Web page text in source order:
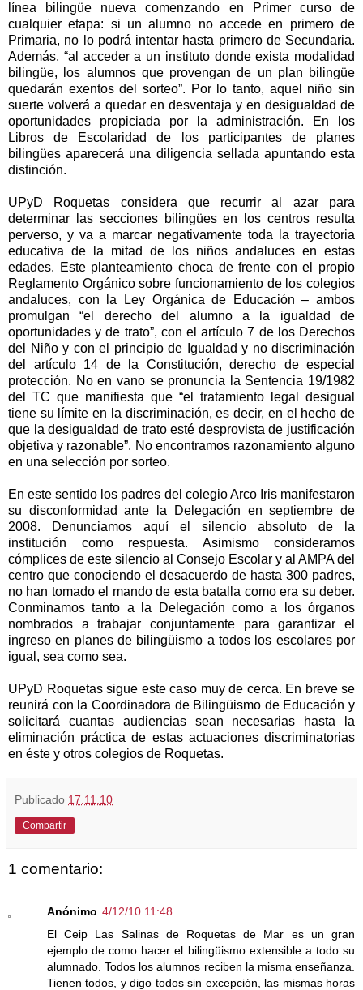
línea bilingüe nueva comenzando en Primer curso de
cualquier etapa: si un alumno no accede en primero de
Primaria, no lo podrá intentar hasta primero de Secundaria.
Además, “al acceder a un instituto donde exista modalidad
bilingüe, los alumnos que provengan de un plan bilingüe
quedarán exentos del sorteo”. Por lo tanto, aquel niño sin
suerte volverá a quedar en desventaja y en desigualdad de
oportunidades propiciada por la administración. En los
Libros de Escolaridad de los participantes de planes
bilingües aparecerá una diligencia sellada apuntando esta
distinción.
UPyD Roquetas considera que recurrir al azar para
determinar las secciones bilingües en los centros resulta
perverso, y va a marcar negativamente toda la trayectoria
educativa de la mitad de los niños andaluces en estas
edades. Este planteamiento choca de frente con el propio
Reglamento Orgánico sobre funcionamiento de los colegios
andaluces, con la Ley Orgánica de Educación – ambos
promulgan “el derecho del alumno a la igualdad de
oportunidades y de trato”, con el artículo 7 de los Derechos
del Niño y con el principio de Igualdad y no discriminación
del artículo 14 de la Constitución, derecho de especial
protección. No en vano se pronuncia la Sentencia 19/1982
del TC que manifiesta que “el tratamiento legal desigual
tiene su límite en la discriminación, es decir, en el hecho de
que la desigualdad de trato esté desprovista de justificación
objetiva y razonable”. No encontramos razonamiento alguno
en una selección por sorteo.
En este sentido los padres del colegio Arco Iris manifestaron
su disconformidad ante la Delegación en septiembre de
2008. Denunciamos aquí el silencio absoluto de la
institución como respuesta. Asimismo consideramos
cómplices de este silencio al Consejo Escolar y al AMPA del
centro que conociendo el desacuerdo de hasta 300 padres,
no han tomado el mando de esta batalla como era su deber.
Conminamos tanto a la Delegación como a los órganos
nombrados a trabajar conjuntamente para garantizar el
ingreso en planes de bilingüismo a todos los escolares por
igual, sea como sea.
UPyD Roquetas sigue este caso muy de cerca. En breve se
reunirá con la Coordinadora de Bilingüismo de Educación y
solicitará cuantas audiencias sean necesarias hasta la
eliminación práctica de estas actuaciones discriminatorias
en éste y otros colegios de Roquetas.
Publicado 17.11.10
Compartir
1 comentario:
Anónimo 4/12/10 11:48
El Ceip Las Salinas de Roquetas de Mar es un gran
ejemplo de como hacer el bilingüismo extensible a todo su
alumnado. Todos los alumnos reciben la misma enseñanza.
Tienen todos, y digo todos sin excepción, las mismas horas